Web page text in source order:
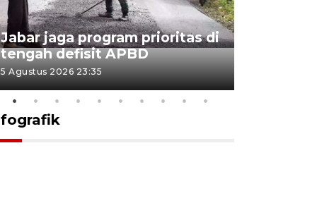
Jabar jaga program prioritas di
tengah defisit APBD
5 Agustus 2026 23:35